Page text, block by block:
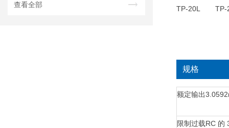
查看全部
规格
额定输出
限制过载RC 的